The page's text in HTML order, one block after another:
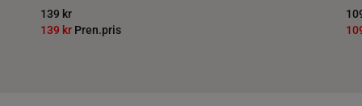
139 kr
139 kr Pren.pris